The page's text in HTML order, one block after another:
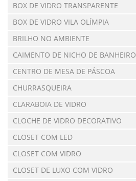
BOX DE VIDRO TRANSPARENTE
BOX DE VIDRO VILA OLÍMPIA
BRILHO NO AMBIENTE
CAIMENTO DE NICHO DE BANHEIRO
CENTRO DE MESA DE PÁSCOA
CHURRASQUEIRA
CLARABOIA DE VIDRO
CLOCHE DE VIDRO DECORATIVO
CLOSET COM LED
CLOSET COM VIDRO
CLOSET DE LUXO COM VIDRO